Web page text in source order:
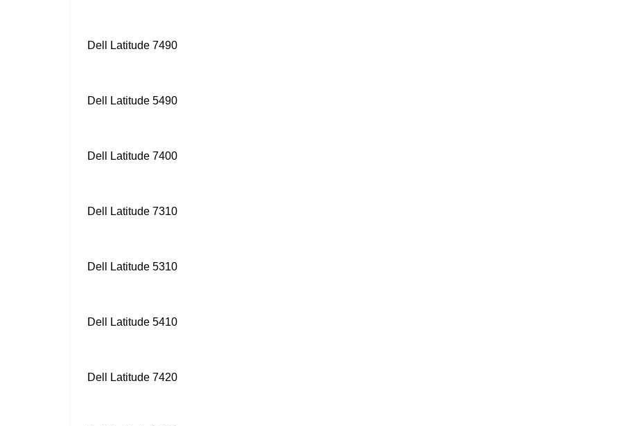
Dell Latitude 7490
Dell Latitude 5490
Dell Latitude 7400
Dell Latitude 7310
Dell Latitude 5310
Dell Latitude 5410
Dell Latitude 7420